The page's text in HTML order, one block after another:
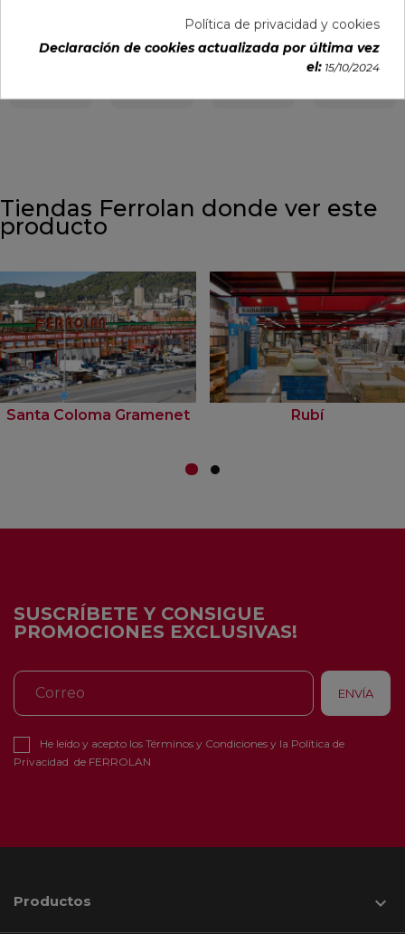
incl.)
/m²
(IVA
incl.)
/m²
(IVA
incl.)
Tiendas Ferrolan donde ver este
producto
Santa Coloma Gramenet Rubí
SUSCRÍBETE Y CONSIGUE
PROMOCIONES EXCLUSIVAS!
He leído y acepto los Términos y Condiciones y la Política de
Privacidad de FERROLAN
Productos 
Política de privacidad y cookies
Declaración de cookies actualizada por última vez
el: 15/10/2024